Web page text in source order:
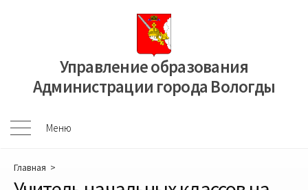
Управление образования
Администрации города Вологды
Меню
Меню
Главная >